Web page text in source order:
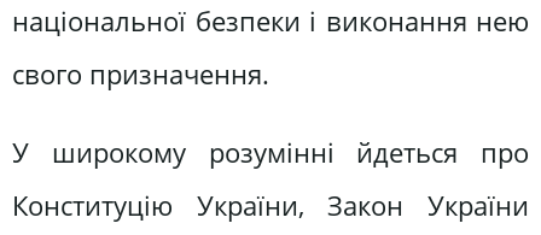
національної безпеки і виконання нею
свого призначення.
У широкому розумінні йдеться про
Конституцію України, Закон України